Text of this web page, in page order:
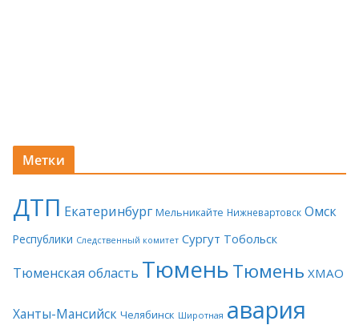
Метки
ДТП Екатеринбург Мельникайте Нижневартовск Омск
Республики Следственный комитет Сургут Тобольск
Тюменская область ТюменьТюмень ХМАО
Ханты-Мансийск Челябинск Широтная авария